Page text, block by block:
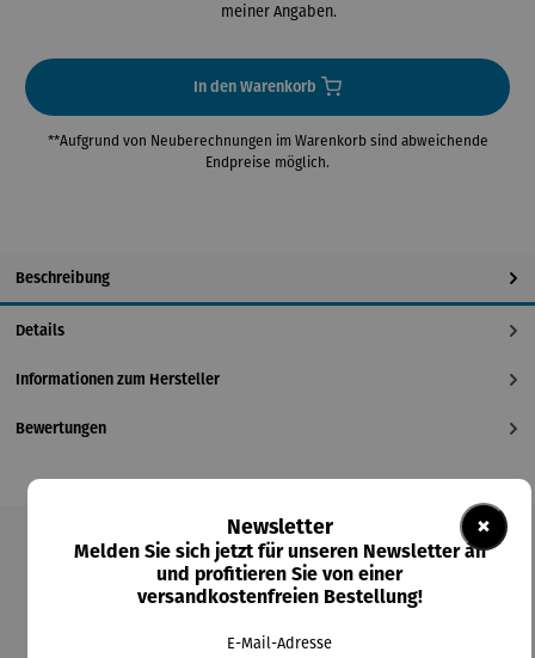
meiner Angaben.
In den Warenkorb
**Aufgrund von Neuberechnungen im Warenkorb sind abweichende
Endpreise möglich.
Beschreibung
Details
Informationen zum Hersteller
Bewertungen
Produktgalerie überspringen
×
Newsletter
Melden Sie sich jetzt für unseren Newsletter an
und profitieren Sie von einer
versandkostenfreien Bestellung!
E-Mail-Adresse